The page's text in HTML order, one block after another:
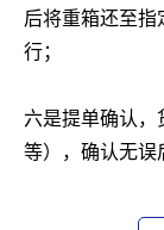
后将重箱还至指
行；
六是提单确认，
等），确认无误